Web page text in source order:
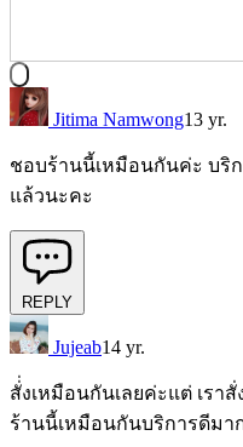
Jitima Namwong13 yr.
ชอบร้านนี้เหมือนกันค่ะ บริก
แล้วนะคะ
REPLY
Jujeab14 yr.
สั่่งเหมือนกันเลยค่ะแต่ เรา
ร้านนี้เหมือนกันบริการดีมา